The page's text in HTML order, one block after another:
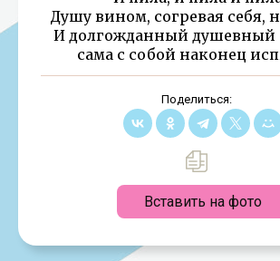
Душу вином, согревая себя,
И долгожданный душевный
сама с собой наконец
Поделиться:
Вставить на фото